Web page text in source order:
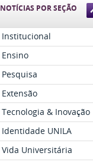
NOTÍCIAS POR SEÇÃO
Institucional
Ensino
Pesquisa
Extensão
Tecnologia & Inovação
Identidade UNILA
Vida Universitária